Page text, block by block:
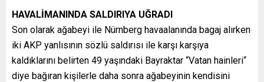
HAVALİMANINDA SALDIRIYA UĞRADI
Son olarak ağabeyi ile Nürnberg havaalanında bagaj alırken
iki AKP yanlısının sözlü saldırısı ile karşı karşıya
kaldıklarını belirten 49 yaşındaki Bayraktar “Vatan hainleri“
diye bağıran kişilerle daha sonra ağabeyinin kendisini